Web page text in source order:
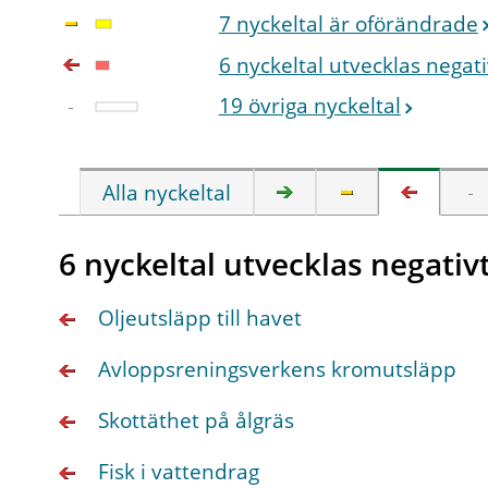
7 nyckeltal är oförändrade
6 nyckeltal utvecklas
19 övriga nyckeltal
Alla nyckeltal
6 nyckeltal utvecklas
Oljeutsläpp till havet
Avloppsreningsverkens kromutsläpp
Skottäthet på ålgräs
Fisk i vattendrag